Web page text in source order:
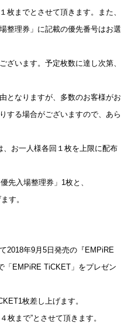
までとさせて頂きます。また、
整理券」に記載の優先番号はお選
います。予定枚数に達し次第、
となりますが、多数のお客様がお
する場合がございますので、あら
お一人様各回１枚を上限に配布
先入場整理券」1枚と、
す。
2018年9月5日発売の『EMPiRE
「EMPiRE TiCKET」をプレゼン
枚差し上げます。
枚まで”とさせて頂きます。